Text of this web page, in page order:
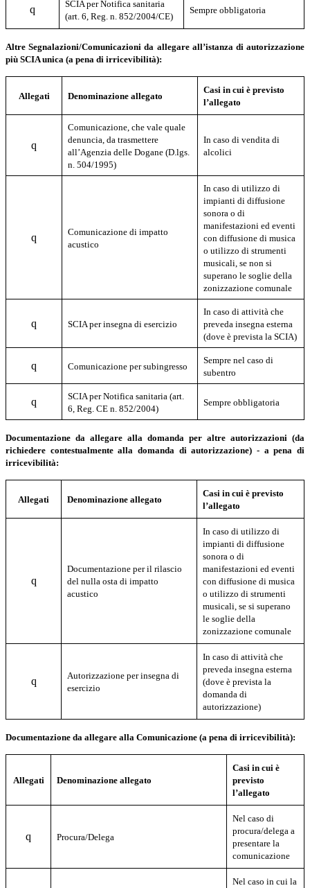
q
SCIA per Notifica sanitaria
(art. 6, Reg. n. 852/2004/CE)
Sempre obbligatoria
Altre Segnalazioni/Comunicazioni da allegare all’istanza di autorizzazione
più SCIA unica (a pena di irricevibilità):
Allegati Denominazione allegato
Casi in cui è previsto
l’allegato
q
Comunicazione, che vale quale
denuncia, da trasmettere
all’Agenzia delle Dogane (D.lgs.
n. 504/1995)
In caso di vendita di
alcolici
q
Comunicazione di impatto
acustico
In caso di utilizzo di
impianti di diffusione
sonora o di
manifestazioni ed eventi
con diffusione di musica
o utilizzo di strumenti
musicali, se non si
superano le soglie della
zonizzazione comunale
q SCIA per insegna di esercizio
In caso di attività che
preveda insegna esterna
(dove è prevista la SCIA)
q Comunicazione per subingresso
Sempre nel caso di
subentro
q
SCIA per Notifica sanitaria (art.
6, Reg. CE n. 852/2004)
Sempre obbligatoria
Documentazione da allegare alla domanda per altre autorizzazioni (da
richiedere contestualmente alla domanda di autorizzazione) - a pena di
irricevibilità:
Allegati Denominazione allegato
Casi in cui è previsto
l’allegato
q
Documentazione per il rilascio
del nulla osta di impatto
acustico
In caso di utilizzo di
impianti di diffusione
sonora o di
manifestazioni ed eventi
con diffusione di musica
o utilizzo di strumenti
musicali, se si superano
le soglie della
zonizzazione comunale
q
Autorizzazione per insegna di
esercizio
In caso di attività che
preveda insegna esterna
(dove è prevista la
domanda di
autorizzazione)
Documentazione da allegare alla Comunicazione (a pena di irricevibilità):
Allegati Denominazione allegato
Casi in cui è
previsto
l’allegato
q Procura/Delega
Nel caso di
procura/delega a
presentare la
comunicazione
Nel caso in cui la